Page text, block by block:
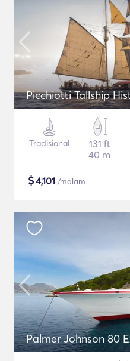
Picchiotti Tallship
Tradisional
131 ft
40 m
$4,101 /malam
Palmer Johnson 80